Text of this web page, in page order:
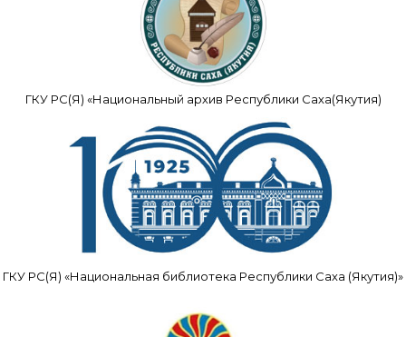
ГКУ РС(Я) «Национальный архив Республики Саха(Якутия)
ГКУ РС(Я) «Национальная библиотека Республики Саха (Якутия)»